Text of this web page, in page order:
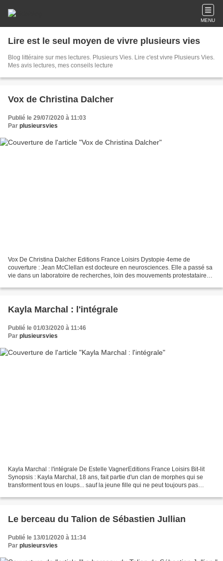
MENU
Lire est le seul moyen de vivre plusieurs vies
Blog littéraire sur mes lectures. Plusieurs Vies. Lire c'est vivre Plusieurs Vies.
Mes avis lectures, mes conseils lecture
Vox de Christina Dalcher
Publié le 29/07/2020 à 11:03
Par plusieursvies
Vox De Christina Dalcher Editions France Loisirs Dystopie 4eme de
couverture : Jean McClellan est docteure en neurosciences. Elle a passé sa
vie dans un laboratoire de recherches, loin des mouvements protestataires
Kayla Marchal : l'intégrale
Publié le 01/03/2020 à 11:46
Par plusieursvies
Kayla Marchal : l'intégrale De Estelle VagnerEditions France Loisirs Bit-lit
Synopsis : Kayla Marchal, 18 ans, fait partie d'un clan de morphes qui se
transforment tous en loups... sauf la jeune fille qui ne peut toujours pas
Le berceau du Talion de Sébastien Jullian
Publié le 13/01/2020 à 11:34
Par plusieursvies